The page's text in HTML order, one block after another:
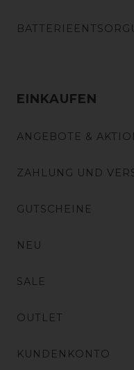
EINKAUFEN
ANGEBOTE &
ZAHLUNG UND
GUTSCHEINE
NEU
SALE
OUTLET
KUNDENKONTO